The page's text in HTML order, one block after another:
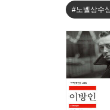
#노벨상수